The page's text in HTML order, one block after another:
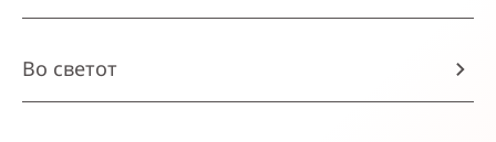
Во светот